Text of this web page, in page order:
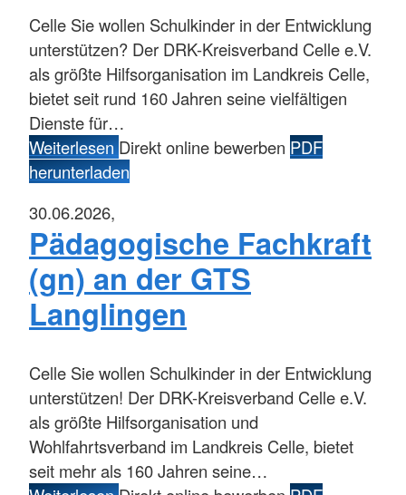
Celle Sie wollen Schulkinder in der Entwicklung
unterstützen? Der DRK-Kreisverband Celle e.V.
als größte Hilfsorganisation im Landkreis Celle,
bietet seit rund 160 Jahren seine vielfältigen
Dienste für…
WeiterlesenDirekt online bewerben PDF
herunterladen
30.06.2026,
Pädagogische Fachkraft
(gn) an der GTS
Langlingen
Celle Sie wollen Schulkinder in der Entwicklung
unterstützen! Der DRK-Kreisverband Celle e.V.
als größte Hilfsorganisation und
Wohlfahrtsverband im Landkreis Celle, bietet
seit mehr als 160 Jahren seine…